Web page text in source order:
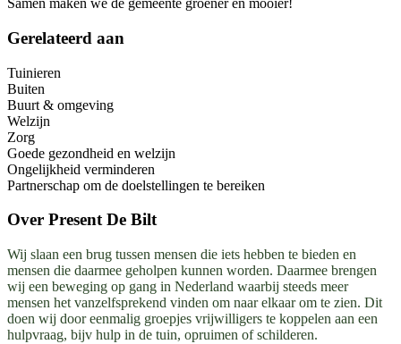
Samen maken we de gemeente groener en mooier!
Gerelateerd aan
Tuinieren
Buiten
Buurt & omgeving
Welzijn
Zorg
Goede gezondheid en welzijn
Ongelijkheid verminderen
Partnerschap om de doelstellingen te bereiken
Over Present De Bilt
Wij slaan een brug tussen mensen die iets hebben te bieden en
mensen die daarmee geholpen kunnen worden. Daarmee brengen
wij een beweging op gang in Nederland waarbij steeds meer
mensen het vanzelfsprekend vinden om naar elkaar om te zien. Dit
doen wij door eenmalig groepjes vrijwilligers te koppelen aan een
hulpvraag, bijv hulp in de tuin, opruimen of schilderen.